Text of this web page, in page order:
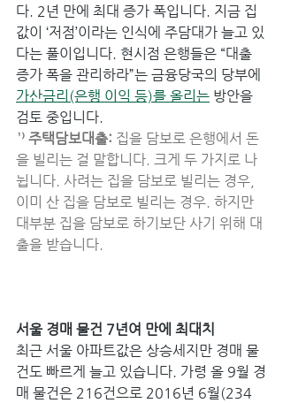
다. 2년 만에 최대 증가 폭입니다. 지금 집
값이 ‘저점’이라는 인식에 주담대가 늘고 있
다는 풀이입니다. 현시점 은행들은 “대출
증가 폭을 관리하라”는 금융당국의 당부에
가산금리(은행 이익 등)를 올리는 방안을
검토 중입니다.
¹⁾ 주택담보대출: 집을 담보로 은행에서 돈
을 빌리는 걸 말합니다. 크게 두 가지로 나
뉩니다. 사려는 집을 담보로 빌리는 경우,
이미 산 집을 담보로 빌리는 경우. 하지만
대부분 집을 담보로 하기보단 사기 위해 대
출을 받습니다.
서울 경매 물건 7년여 만에 최대치
최근 서울 아파트값은 상승세지만 경매 물
건도 빠르게 늘고 있습니다. 가령 올 9월 경
매 물건은 216건으로 2016년 6월(234